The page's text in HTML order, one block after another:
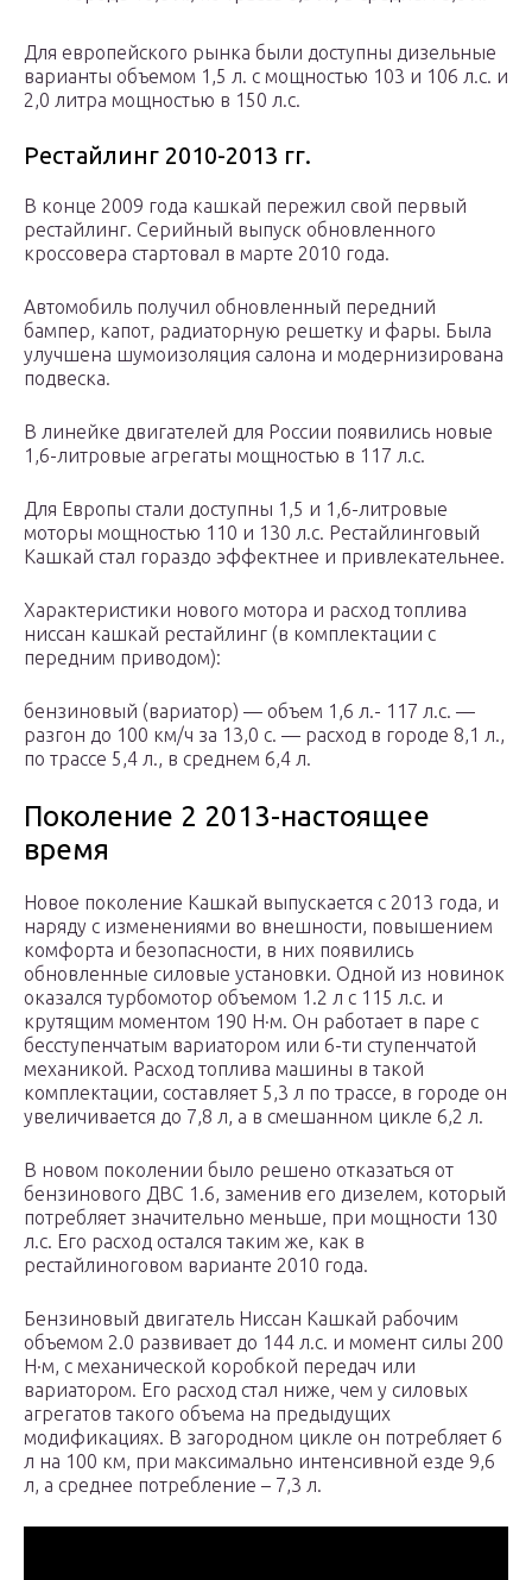
Для европейского рынка были доступны дизельные
варианты объемом 1,5 л. с мощностью 103 и 106 л.с. и
2,0 литра мощностью в 150 л.с.
Рестайлинг 2010-2013 гг.
В конце 2009 года кашкай пережил свой первый
рестайлинг. Серийный выпуск обновленного
кроссовера стартовал в марте 2010 года.
Автомобиль получил обновленный передний
бампер, капот, радиаторную решетку и фары. Была
улучшена шумоизоляция салона и модернизирована
подвеска.
В линейке двигателей для России появились новые
1,6-литровые агрегаты мощностью в 117 л.с.
Для Европы стали доступны 1,5 и 1,6-литровые
моторы мощностью 110 и 130 л.с. Рестайлинговый
Кашкай стал гораздо эффектнее и привлекательнее.
Характеристики нового мотора и расход топлива
ниссан кашкай рестайлинг (в комплектации с
передним приводом):
бензиновый (вариатор) — объем 1,6 л.- 117 л.с. —
разгон до 100 км/ч за 13,0 с. — расход в городе 8,1 л.,
по трассе 5,4 л., в среднем 6,4 л.
Поколение 2 2013-настоящее
время
Новое поколение Кашкай выпускается с 2013 года, и
наряду с изменениями во внешности, повышением
комфорта и безопасности, в них появились
обновленные силовые установки. Одной из новинок
оказался турбомотор объемом 1.2 л с 115 л.с. и
крутящим моментом 190 Н·м. Он работает в паре с
бесступенчатым вариатором или 6-ти ступенчатой
механикой. Расход топлива машины в такой
комплектации, составляет 5,3 л по трассе, в городе он
увеличивается до 7,8 л, а в смешанном цикле 6,2 л.
В новом поколении было решено отказаться от
бензинового ДВС 1.6, заменив его дизелем, который
потребляет значительно меньше, при мощности 130
л.с. Его расход остался таким же, как в
рестайлиноговом варианте 2010 года.
Бензиновый двигатель Ниссан Кашкай рабочим
объемом 2.0 развивает до 144 л.с. и момент силы 200
Н·м, с механической коробкой передач или
вариатором. Его расход стал ниже, чем у силовых
агрегатов такого объема на предыдущих
модификациях. В загородном цикле он потребляет 6
л на 100 км, при максимально интенсивной езде 9,6
л, а среднее потребление – 7,3 л.